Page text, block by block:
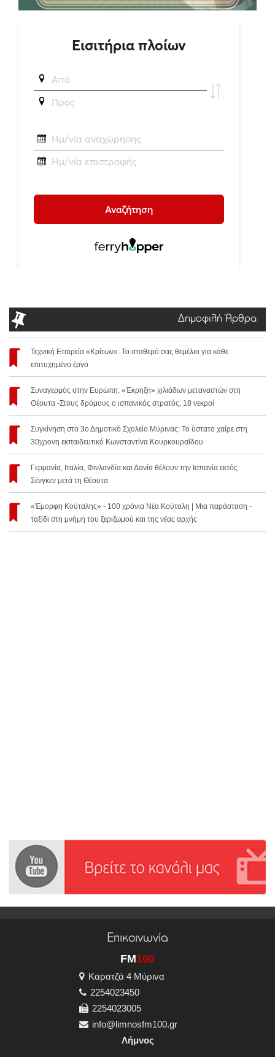
Δημοφιλή Άρθρα
Τεχνική Εταιρεία «Κρίτων»: Το σταθερό σας θεμέλιο για κάθε
επιτυχημένο έργο
Συναγερμός στην Ευρώπη: «Έκρηξη» χιλιάδων μεταναστών στη
Θέουτα -Στους δρόμους ο ισπανικός στρατός, 18 νεκροί
Συγκίνηση στο 3ο Δημοτικό Σχολείο Μύρινας: Το ύστατο χαίρε στη
30χρονη εκπαιδευτικό Κωνσταντίνα Κουρκουραΐδου
Γερμανία, Ιταλία, Φινλανδία και Δανία θέλουν την Ισπανία εκτός
Σένγκεν μετά τη Θέουτα
«Έμορφη Κούταλης» - 100 χρόνια Νέα Κούταλη | Μια παράσταση -
ταξίδι στη μνήμη του ξεριζωμού και της νέας αρχής
Επικοινωνία
FM100
Καρατζά 4 Μύρινα
2254023450
2254023005
info@limnosfm100.gr
Λήμνος